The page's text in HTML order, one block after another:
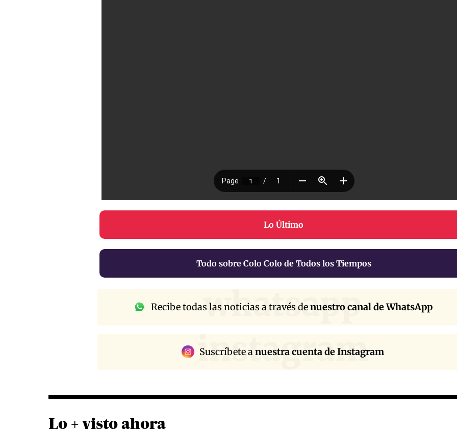
Lo Último
Todo sobre Colo Colo de Todos los Tiempos
whatsapp
Recibe todas las noticias a través denuestro canal de WhatsApp
instagram
Suscríbete anuestra cuenta de Instagram
Lo + visto ahora